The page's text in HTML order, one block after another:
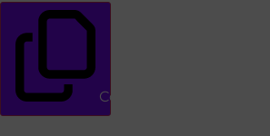
Copiar link